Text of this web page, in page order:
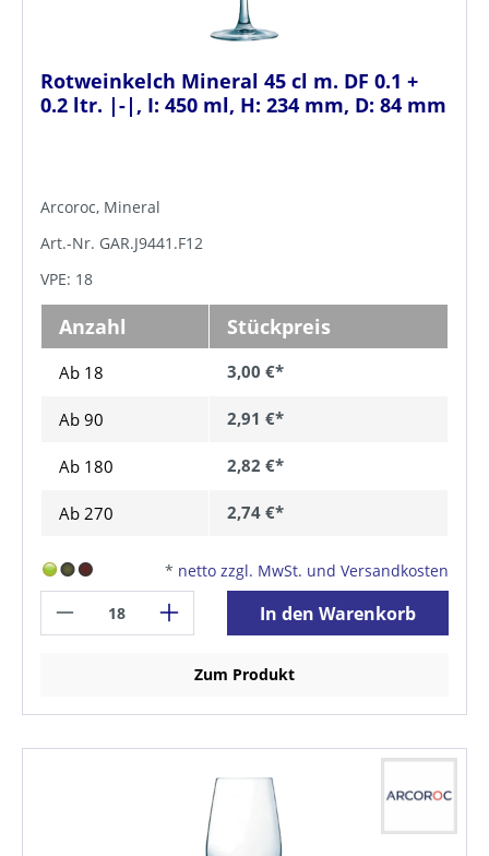
Rotweinkelch Mineral 45 cl m. DF 0.1 +
0.2 ltr. |-|, I: 450 ml, H: 234 mm, D: 84 mm
Arcoroc, Mineral
Art.-Nr. GAR.J9441.F12
VPE: 18
Anzahl Stückpreis
Ab 18 3,00 €*
Ab 90 2,91 €*
Ab 180 2,82 €*
Ab 270 2,74 €*
* netto zzgl. MwSt. und Versandkosten
In den Warenkorb
Zum Produkt